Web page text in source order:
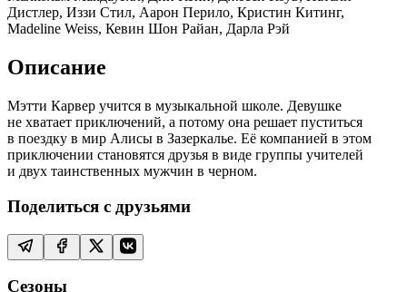
Дистлер, Иззи Стил, Аарон Перило, Кристин Китинг,
Madeline Weiss, Кевин Шон Райан, Дарла Рэй
Описание
Мэтти Карвер учится в музыкальной школе. Девушке
не хватает приключений, а потому она решает пуститься
в поездку в мир Алисы в Зазеркалье. Её компанией в этом
приключении становятся друзья в виде группы учителей
и двух таинственных мужчин в черном.
Поделиться с друзьями
Сезоны